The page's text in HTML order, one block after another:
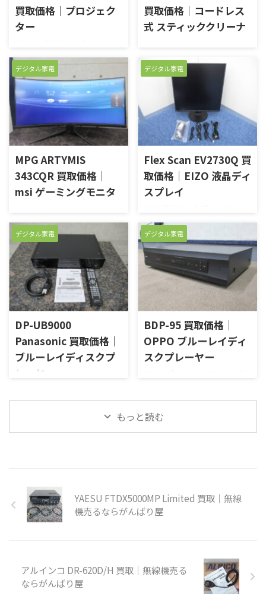
も使うことがなかったとのこ
と。新品未使用の状態でした
いただき、ありがとうございま
した。 新品・中古品 買取のが
んばり屋℡0120-3 ...
していただけないかとご連絡
いただきました。使用頻度も
観にキズなどもなく動作も問
題ない美品でしたので今回は
精一杯のお値段をつけさせて
いただきました ...
買取価格｜プロジェク
ター
TW8200Wを兵庫県神戸市で高
価買い取りさせていただきま
した。ホームシアター用のハ
イクオリティモデルのプロジェ
クターです。投影される映像も
キレイです。下位モデルと比べ
一回りほど大きくなっていま
す。使用時の動作音なども気に
なるレベルではなく、映画鑑
賞などに没頭できます。台に置
いての使用、また別売りの天
吊りマウントを取り付ければ
ののあまり使用しなかったと
のこと。レンズの使用時間は
なんと50時間とほぼ新品同様
の少ない使用時 ...
買取価格｜コードレス
式 スティッククリーナ
HITACHI コードレス式 スティッ
ククリーナー PV-BH900Hを大
阪府高槻市で高価買い取りさ
せていただきました。コード
レス式スティックタイプながら
メインで使用できるだけのパ
ワーも兼ね備えた掃除機です。
ツールを組み合わせることに
より細かい掃除しにくいとこ
ろまで掃除できます。またコー
ドレスなので車内の掃除にも
最適です。本商品は購入したも
がいいと思い、返品できずに
時間だけがすぎてしまいどう
したらいいかと思われていたそ
うです。新品未使用のものは中
古市場でも人気がありますの
で、今回 ...
デジタル家電
MPG ARTYMIS
343CQR 買取価格｜
msi ゲーミングモニタ
msi ゲーミングモニター MPG
ARTYMIS 343CQRを高価買い取
りさせていただきました。34
インチのゲーミングモニターで
す。使用に伴う小キズやヨゴレ
なども少なく、キレイな外観
の個体です。動作にも問題は無
く、HDMI入力、映像出力、各
設定、PHONESなど、正常に動
作していました。また、モニ
ターのドット抜け・ライン抜
けはありません。全体的に良
好のコンディションでした。お
いました。
デジタル家電
Flex Scan EV2730Q 買
取価格｜EIZO 液晶ディ
スプレイ
Scan EV2730Qを京都府宇治市
で高価買い取りさせていただ
きました。26.5型の正方形液晶
ディスプレイです。縦横の両方
向に連なる情報の表示に適し
ており、作業効率もアップしま
丁寧に使用されていましたの
で、使用に伴う小キズやヨゴレ
などほとんどなく、使用感も
あまり感じられません。極美
品のコンディションです。ま
高めのお値段をつけさせてい ...
デジタル家電
DP-UB9000
Panasonic 買取価格｜
ブルーレイディスクプ
レーヤー
プレーヤー DP-UB9000を高価
買い取りさせていただきまし
やヨゴレなどほとんと無く、
目立つような大きなキズもあ
りません。全体的にキレイな
ています。背面の各端子も問題
はありませんでした。リモコン
や取扱説明書も揃っており、良
デジタル家電
BDP-95 買取価格｜
OPPO ブルーレイディ
スクプレーヤー
させていただきました。解像
度が高く、情報量が多いブル
ーレイディスクプレーヤーとし
て人気のモデルです。本商品
テムに繋いで動作確認をしま
したが、ディスクの読込や前面
ョンです。機能・外観ともとて
も良いコンディションの個体だ
と思われます。 新品・中古品
もっと読む
YAESU FTDX5000MP Limited 買取｜無線
機売るならがんばり屋
アルインコ DR-620D/H 買取｜無線機売る
ならがんばり屋